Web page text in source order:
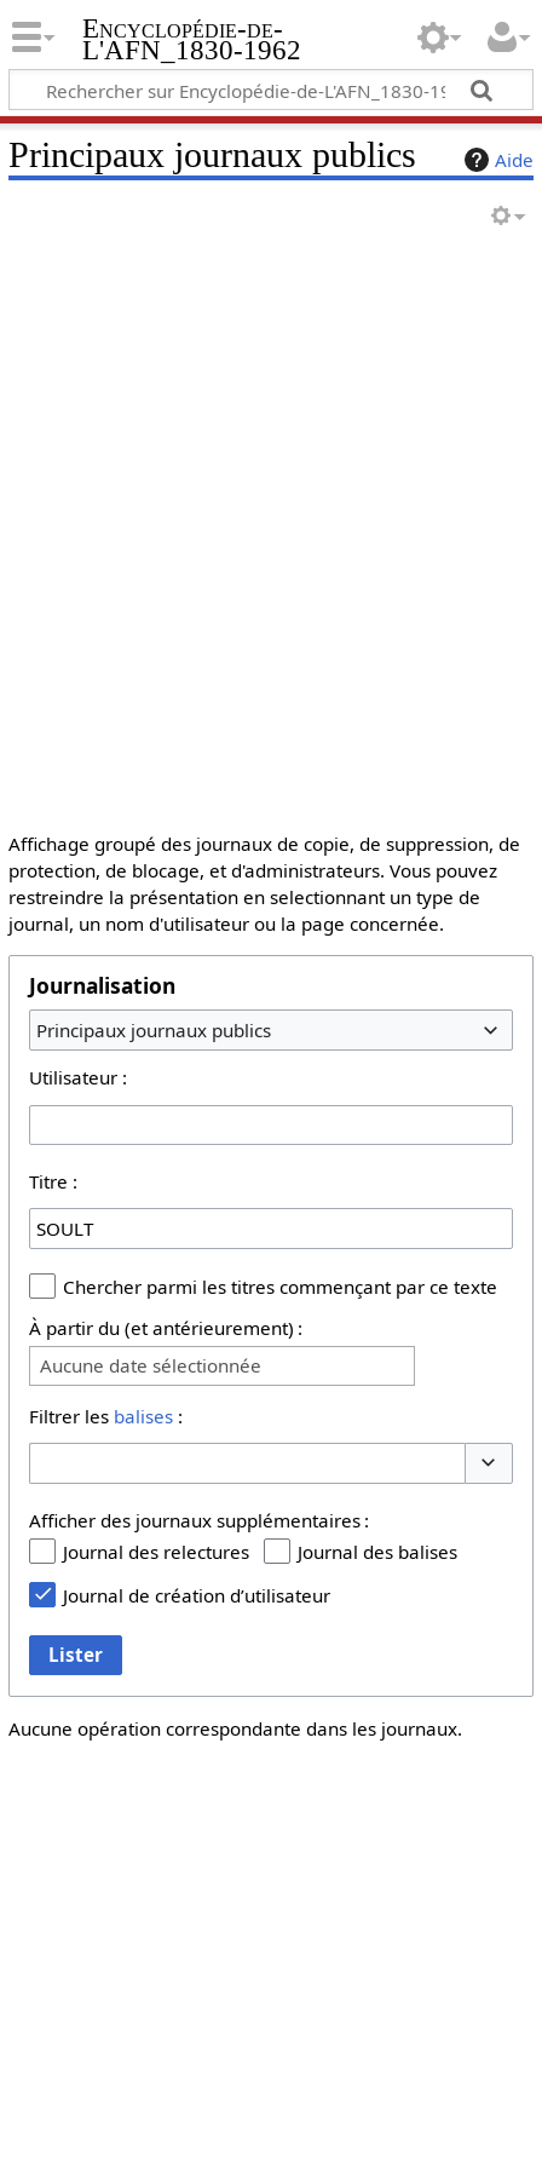
Encyclopédie-de-
L'AFN_1830-1962
Aide
Principaux journaux publics
Affichage groupé des journaux de copie, de suppression, de
protection, de blocage, et d'administrateurs. Vous pouvez
restreindre la présentation en selectionnant un type de
journal, un nom d'utilisateur ou la page concernée.
Journalisation
Principaux journaux publics
Utilisateur :
Titre :
Chercher parmi les titres commençant par ce texte
À partir du (et antérieurement) :
Aucune date sélectionnée
Filtrer les balises:
Afficher des journaux supplémentaires :
Journal des relectures
Journal des balises
Journal de création d’utilisateur
Lister
Aucune opération correspondante dans les journaux.